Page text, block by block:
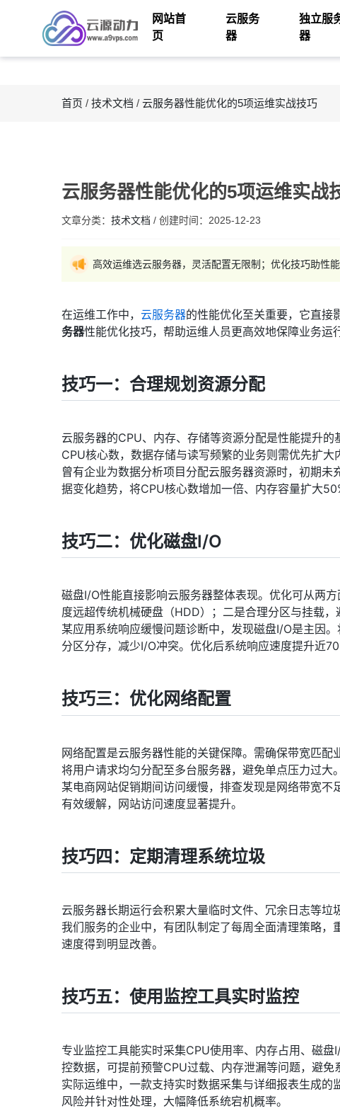
网站首
页
云服务
器
独立服
器
首页 / 技术文档 / 云服务器性能优化的5项运维实战技巧
云服务器性能优化的5项运维实战
文章分类： 技术文档 / 创建时间： 2025-12-23
高效运维选云服务器，灵活配置无限制；优化技巧助性
在运维工作中， 云服务器的性能优化至关重要，它直接
务器性能优化技巧，帮助运维人员更高效地保障业务运行
技巧一：合理规划资源分配
云服务器的CPU、内存、存储等资源分配是性能提升
CPU核心数，数据存储与读写频繁的业务则需优先扩大
曾有企业为数据分析项目分配云服务器资源时，初期
据变化趋势，将CPU核心数增加一倍、内存容量扩大
技巧二：优化磁盘I/O
磁盘I/O性能直接影响云服务器整体表现。优化可从两
度远超传统机械硬盘（HDD）；二是合理分区与挂载，
某应用系统响应缓慢问题诊断中，发现磁盘I/O是主因
分区分存，减少I/O冲突。优化后系统响应速度提升近
技巧三：优化网络配置
网络配置是云服务器性能的关键保障。需确保带宽匹
将用户请求均匀分配至多台服务器，避免单点压力过大。
某电商网站促销期间访问缓慢，排查发现是网络带宽
有效缓解，网站访问速度显著提升。
技巧四：定期清理系统垃圾
云服务器长期运行会积累大量临时文件、冗余日志等垃
我们服务的企业中，有团队制定了每周全面清理策略
速度得到明显改善。
技巧五：使用监控工具实时监控
专业监控工具能实时采集CPU使用率、内存占用、磁
控数据，可提前预警CPU过载、内存泄漏等问题，避免
实际运维中，一款支持实时数据采集与详细报表生成
风险并针对性处理，大幅降低系统宕机概率。